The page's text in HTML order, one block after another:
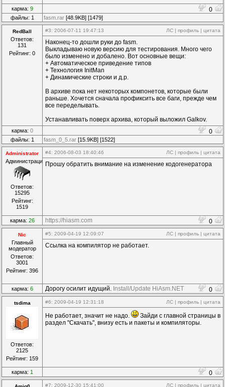
карма: 9 0
файлы: 1 fasm.rar [48.9KB] [1479]
RedBall
Ответов:
131
Рейтинг: 0
#3: 2006-07-11 19:47:13 ЛС | профиль | цитата
Наконец-то дошли руки до fasm.
Выкладываю новую версию для тестирования. Много чего
было изменено и добалено. Вот основные вещи:
+ Автоматическое приведение типов
+ Технология InitMan
+ Динамические строки и д.р.
В архиве пока нет некоторых компонетов, которые были
раньше. Хочется сначала профиксить все баги, прежде чем
все переделывать.
Устанавливать поверх архива, который выложил Galkov.
карма: 0 0
файлы: 1 fasm_0_5.rar [15.9KB] [1522]
Administrator
Администрация
Ответов:
15295
Рейтинг:
1519
#4: 2006-08-03 18:40:46 ЛС | профиль | цитата
Прошу обратить внимание на изменение кодогенератора
карма: 26 https://hiasm.com 0
Nic
Главный
модератор
Ответов:
3001
Рейтинг: 396
#5: 2009-04-19 12:09:07 ЛС | профиль | цитата
Ссылка на компилятор не работает.
карма: 6 Дорогу осилит идущий. Install/Update HiAsm.NET 0
tsdima
Ответов:
2125
Рейтинг: 159
#6: 2009-04-19 12:31:18 ЛС | профиль | цитата
Не работает, значит не надо.
Зайди с главной страницы в
раздел "Скачать", внизу есть и пакеты и компиляторы.
карма: 1 0
#7: 2009-12-30 15:41:00 ЛС | профиль | цитата